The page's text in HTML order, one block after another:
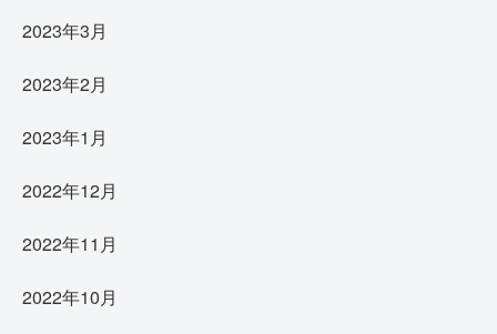
2023年3月
2023年2月
2023年1月
2022年12月
2022年11月
2022年10月